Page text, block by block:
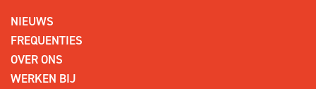
NIEUWS
FREQUENTIES
OVER ONS
WERKEN BIJ